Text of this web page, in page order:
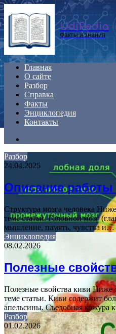
Menu
UdiPedia
Факты и знания
Главная
О сайте
Разбор
Справка
Факты
Энциклопедия
Контакты
Разбор
24.04.2025
Описание работы
Структура мозга человека
теме статьи. Головной мозг
мышление, память, чувства и…
Энциклопедия
08.02.2026
Полезные
Полезные свойства киви Ниже
теме статьи. Киви содержит
апельсины. Съедобная кожура
Разбор
01.02.2026